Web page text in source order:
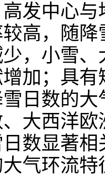
发中心
高，随
，小雪
加；具
日数的
大西洋
数显著
气环流